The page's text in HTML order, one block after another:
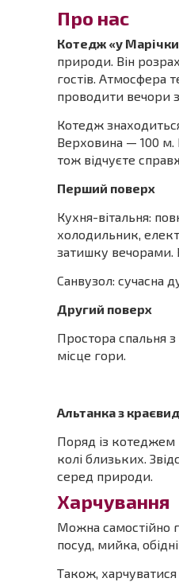
Про нас
Котедж «у
природи. Він
гостів. Атмосфера
проводити вечори
Котедж
Верховина — 100 м.
тож відчуєте
Перший поверх
Кухня-вітальня:
холодильник,
затишку вечорами.
Санвузол: сучасна
Другий поверх
Простора спальня
місце гори.
Альтанка з
Поряд із котеджем
колі близьких.
серед природи.
Харчування
Можна самостійно
посуд, мийка,
Також,